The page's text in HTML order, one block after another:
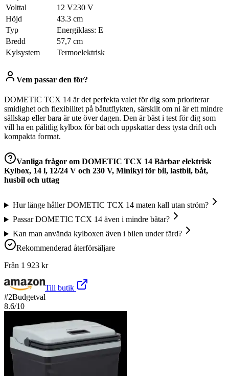
Volttal
12 V230 V
Höjd
43.3 cm
Typ
Energiklass: E
Bredd
57,7 cm
Kylsystem
Termoelektrisk
Vem passar den för?
DOMETIC TCX 14 är det perfekta valet för dig som prioriterar
smidighet och flexibilitet på båtutflykten, särskilt om ni är ett mindre
sällskap eller bara är ute över dagen. Den är bäst i test för dig som
vill ha en pålitlig kylbox för båt och uppskattar dess tysta drift och
kompakta format.
Vanliga frågor om DOMETIC TCX 14 Bärbar elektrisk
Kylbox, 14 l, 12/24 V och 230 V, Minikyl för bil, lastbil, båt,
husbil och uttag
Hur länge håller DOMETIC TCX 14 maten kall utan ström?
Passar DOMETIC TCX 14 även i mindre båtar?
Kan man använda kylboxen även i bilen under färd?
Rekommenderad återförsäljare
Från 1 923 kr
Till butik
#2Budgetval
8.6/10